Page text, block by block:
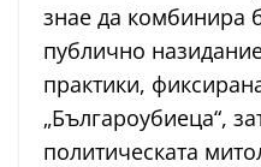
знае да комбинира
публично
практики,
„Българоубиеца“,
политическата